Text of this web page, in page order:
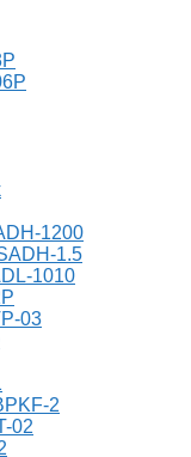
1200
1.5
1010
03
2
02